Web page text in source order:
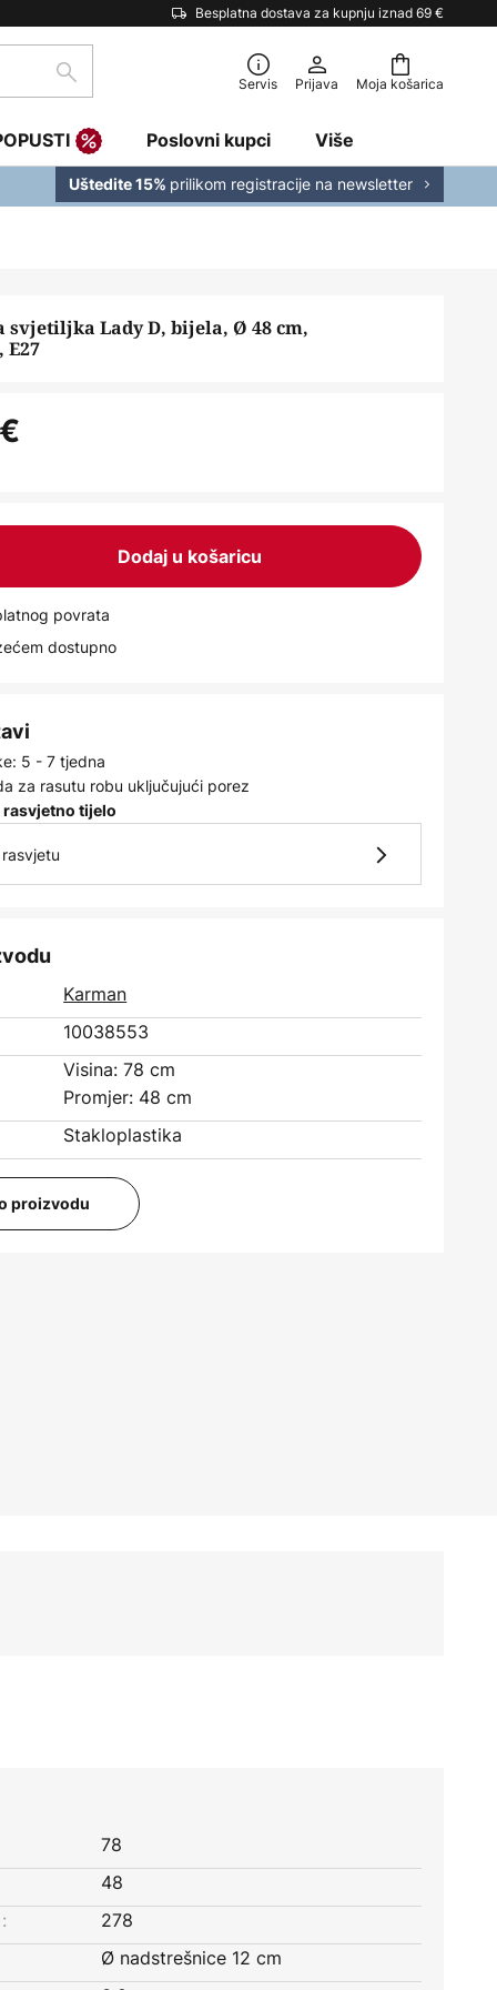
Besplatna dostava za kupnju iznad 69 €
Moja košarica
traži Servis Prijava
Poslovni kupci Više
Uštedite 15% prilikom registracije na newsletter
svjetiljka Lady D, bijela, Ø 48 cm,
Dodaj u košaricu
povrata
dostupno
5 - 7 tjedna
za rasutu robu uključujući porez
tijelo
Karman
10038553
Visina: 78 cm
Promjer: 48 cm
Stakloplastika
proizvodu
78
48
278
Ø nadstrešnice 12 cm